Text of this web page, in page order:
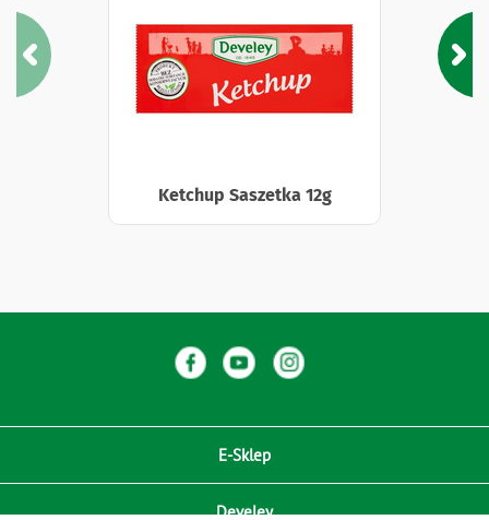
Ketchup Saszetka 12g
E-Sklep
Develey